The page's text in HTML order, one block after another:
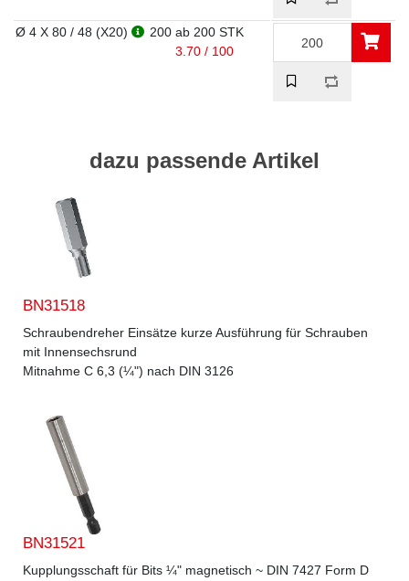
Ø 4 X 80 / 48 (X20) 200 ab 200 STK
3.70 / 100
dazu passende Artikel
BN31518
Schraubendreher Einsätze kurze Ausführung für Schrauben
mit Innensechsrund
Mitnahme C 6,3 (¼") nach DIN 3126
BN31521
Kupplungsschaft für Bits ¼" magnetisch ~ DIN 7427 Form D